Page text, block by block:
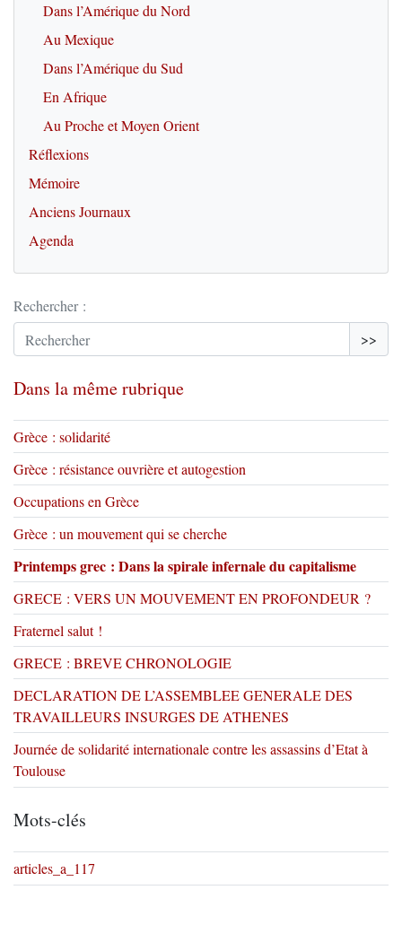
Dans l’Amérique du Nord
Au Mexique
Dans l’Amérique du Sud
En Afrique
Au Proche et Moyen Orient
Réflexions
Mémoire
Anciens Journaux
Agenda
Rechercher :
>>
Dans la même rubrique
Grèce : solidarité
Grèce : résistance ouvrière et autogestion
Occupations en Grèce
Grèce : un mouvement qui se cherche
Printemps grec : Dans la spirale infernale du capitalisme
GRECE : VERS UN MOUVEMENT EN PROFONDEUR ?
Fraternel salut !
GRECE : BREVE CHRONOLOGIE
DECLARATION DE L’ASSEMBLEE GENERALE DES
TRAVAILLEURS INSURGES DE ATHENES
Journée de solidarité internationale contre les assassins d’Etat à
Toulouse
Mots-clés
articles_a_117